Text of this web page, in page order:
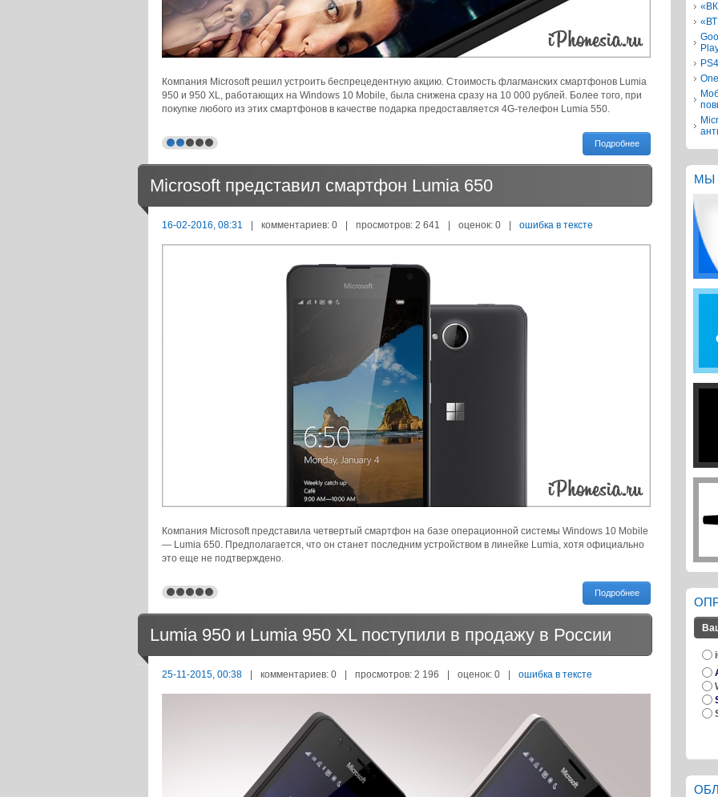
Компания Microsoft решил устроить беспрецедентную акцию. Стоимость флагманских смартфонов Lumia
950 и 950 XL, работающих на Windows 10 Mobile, была снижена сразу на 10 000 рублей. Более того, при
покупке любого из этих смартфонов в качестве подарка предоставляется 4G-телефон Lumia 550.
Подробнее
Microsoft представил смартфон Lumia 650
16-02-2016, 08:31 | комментариев: 0 | просмотров: 2 641 | оценок: 0 | ошибка в тексте
Компания Microsoft представила четвертый смартфон на базе операционной системы Windows 10 Mobile
— Lumia 650. Предполагается, что он станет последним устройством в линейке Lumia, хотя официально
это еще не подтверждено.
Подробнее
Lumia 950 и Lumia 950 XL поступили в продажу в России
25-11-2015, 00:38 | комментариев: 0 | просмотров: 2 196 | оценок: 0 | ошибка в тексте
МЫ